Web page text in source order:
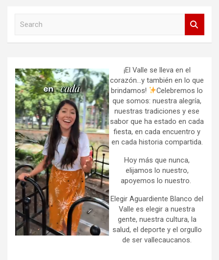
h
¡El Valle se lleva en el
corazón…y también en lo que
brindamos!
Celebremos lo
que somos: nuestra alegría,
nuestras tradiciones y ese
sabor que ha estado en cada
fiesta, en cada encuentro y
en cada historia compartida.
Hoy más que nunca,
elijamos lo nuestro,
apoyemos lo nuestro.
Elegir Aguardiente Blanco del
Valle es elegir a nuestra
gente, nuestra cultura, la
salud, el deporte y el orgullo
de ser vallecaucanos.